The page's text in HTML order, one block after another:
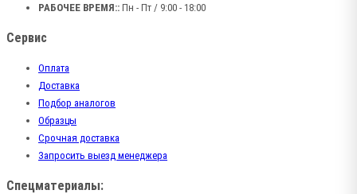
РАБОЧЕЕ ВРЕМЯ:: Пн - Пт / 9:00 - 18:00
Сервис
Оплата
Доставка
Подбор аналогов
Образцы
Срочная доставка
Запросить выезд менеджера
Спецматериалы: